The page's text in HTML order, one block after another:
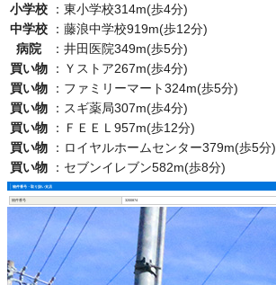
小学校
： 東小学校314m(歩4分)
中学校
： 藤浪中学校919m(歩12分)
病院
： 井田医院349m(歩5分)
買い物
： Ｙストア267m(歩4分)
買い物
： ファミリーマート324m(歩5分)
買い物
： スギ薬局307m(歩4分)
買い物
：
ＦＥＥＬ957m(歩12分)
買い物
： ロイヤルホームセンター379m(歩5分)
買い物
： セブンイレブン582m(歩8分)
物件番号・取り扱い支店
物件番号 3200874